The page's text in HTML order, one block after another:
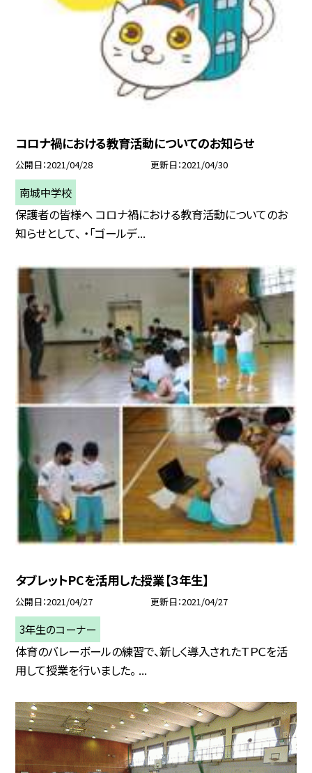
コロナ禍における教育活動についてのお知らせ
公開日 2021/04/28 更新日 2021/04/30
南城中学校
保護者の皆様へ コロナ禍における教育活動についてのお
知らせとして、 ・「ゴールデ...
タブレットPCを活用した授業【３年生】
公開日 2021/04/27 更新日 2021/04/27
3年生のコーナー
体育のバレーボールの練習で、新しく導入されたＴＰＣを活
用して授業を行いました。 ...